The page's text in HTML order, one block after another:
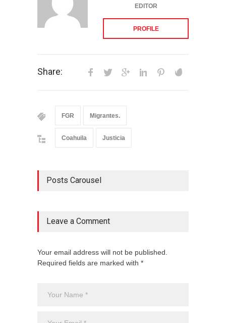
EDITOR
PROFILE
Share:
FGR Migrantes.
Coahuila Justicia
Posts Carousel
Leave a Comment
Your email address will not be published.
Required fields are marked with *